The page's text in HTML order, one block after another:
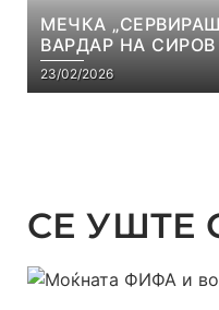
МЕЧКА
ВАРДАР НА
ВО АВТОКОМАНДА
23/02/2026
СЕ УШТЕ